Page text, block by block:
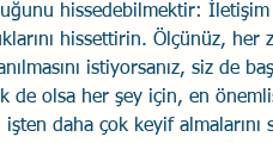
hissedebilmektir:
hissettirin. Ölçünüz, her
istiyorsanız, siz de
de olsa her şey için, en
daha çok keyif almalarını